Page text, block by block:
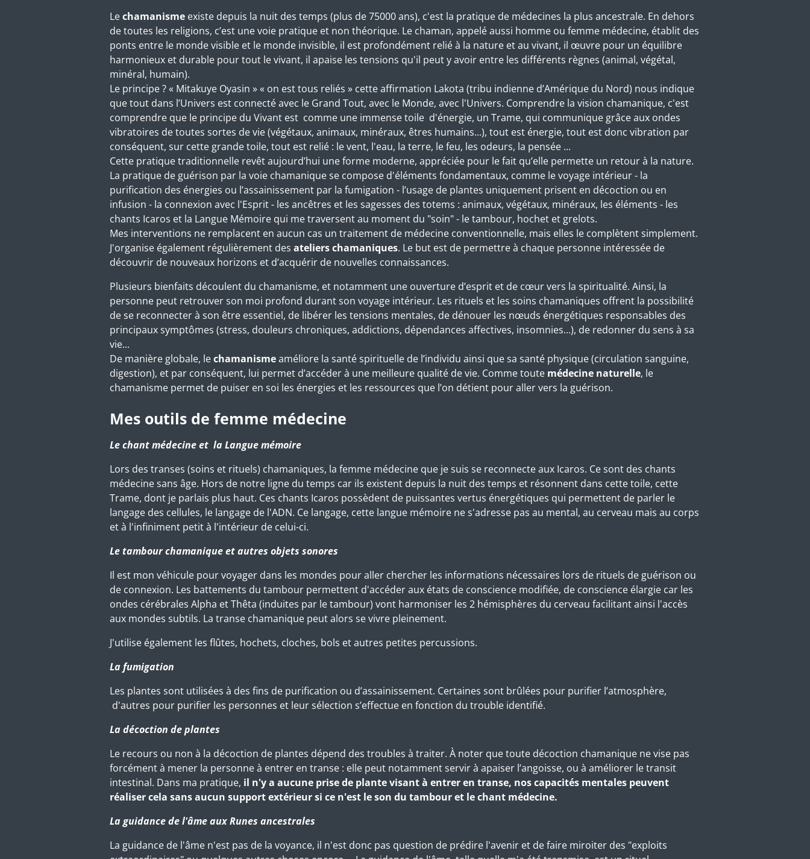
Lechamanisme existe depuis la nuit des temps (plus de 75000 ans), c'est la pratique de médecines la plus ancestrale. En dehors
de toutes les religions, c’est une voie pratique et non théorique. Le chaman, appelé aussi homme ou femme médecine, établit des
ponts entre le monde visible et le monde invisible, il est profondément relié à la nature et au vivant, il œuvre pour un équilibre
harmonieux et durable pour tout le vivant, il apaise les tensions qu'il peut y avoir entre les différents règnes (animal, végétal,
minéral, humain).
Le principe ? « Mitakuye Oyasin » « on est tous reliés » cette affirmation Lakota (tribu indienne d’Amérique du Nord) nous indique
que tout dans l’Univers est connecté avec le Grand Tout, avec le Monde, avec l'Univers. Comprendre la vision chamanique, c'est
comprendre que le principe du Vivant est comme une immense toile d'énergie, un Trame, qui communique grâce aux ondes
vibratoires de toutes sortes de vie (végétaux, animaux, minéraux, êtres humains...), tout est énergie, tout est donc vibration par
conséquent, sur cette grande toile, tout est relié : le vent, l'eau, la terre, le feu, les odeurs, la pensée ...
Cette pratique traditionnelle revêt aujourd’hui une forme moderne, appréciée pour le fait qu’elle permette un retour à la nature.
La pratique de guérison par la voie chamanique se compose d'éléments fondamentaux, comme le voyage intérieur - la
purification des énergies ou l’assainissement par la fumigation - l’usage de plantes uniquement prisent en décoction ou en
infusion - la connexion avec l'Esprit - les ancêtres et les sagesses des totems : animaux, végétaux, minéraux, les éléments - les
chants Icaros et la Langue Mémoire qui me traversent au moment du "soin" - le tambour, hochet et grelots.
Mes interventions ne remplacent en aucun cas un traitement de médecine conventionnelle, mais elles le complètent simplement.
J'organise également régulièrement des ateliers chamaniques. Le but est de permettre à chaque personne intéressée de
découvrir de nouveaux horizons et d’acquérir de nouvelles connaissances.
Plusieurs bienfaits découlent du chamanisme, et notamment une ouverture d’esprit et de cœur vers la spiritualité. Ainsi, la
personne peut retrouver son moi profond durant son voyage intérieur. Les rituels et les soins chamaniques offrent la possibilité
de se reconnecter à son être essentiel, de libérer les tensions mentales, de dénouer les nœuds énergétiques responsables des
principaux symptômes (stress, douleurs chroniques, addictions, dépendances affectives, insomnies...), de redonner du sens à sa
vie...
De manière globale, lechamanismeaméliore la santé spirituelle de l’individu ainsi que sa santé physique (circulation sanguine,
digestion), et par conséquent, lui permet d’accéder à une meilleure qualité de vie. Comme toute médecine naturelle, le
chamanisme permet de puiser en soi les énergies et les ressources que l’on détient pour aller vers la guérison.
Mes outils de femme médecine
Le chant médecine et la Langue mémoire
Lors des transes (soins et rituels) chamaniques, la femme médecine que je suis se reconnecte aux Icaros. Ce sont des chants
médecine sans âge. Hors de notre ligne du temps car ils existent depuis la nuit des temps et résonnent dans cette toile, cette
Trame, dont je parlais plus haut. Ces chants Icaros possèdent de puissantes vertus énergétiques qui permettent de parler le
langage des cellules, le langage de l'ADN. Ce langage, cette langue mémoire ne s'adresse pas au mental, au cerveau mais au corps
et à l'infiniment petit à l'intérieur de celui-ci.
Le tambour chamanique et autres objets sonores
Il est mon véhicule pour voyager dans les mondes pour aller chercher les informations nécessaires lors de rituels de guérison ou
de connexion. Les battements du tambour permettent d'accéder aux états de conscience modifiée, de conscience élargie car les
ondes cérébrales Alpha et Thêta (induites par le tambour) vont harmoniser les 2 hémisphères du cerveau facilitant ainsi l'accès
aux mondes subtils. La transe chamanique peut alors se vivre pleinement.
J'utilise également les flûtes, hochets, cloches, bols et autres petites percussions.
La fumigation
Les plantes sont utilisées à des fins de purification ou d’assainissement. Certaines sont brûlées pour purifier l’atmosphère,
d'autres pour purifier les personnes et leur sélection s’effectue en fonction du trouble identifié.
La décoction de plantes
Le recours ou non à la décoction de plantes dépend des troubles à traiter. À noter que toute décoction chamanique ne vise pas
forcément à mener la personne à entrer en transe : elle peut notamment servir à apaiser l’angoisse, ou à améliorer le transit
intestinal. Dans ma pratique, il n'y a aucune prise de plante visant à entrer en transe, nos capacités mentales peuvent
réaliser cela sans aucun support extérieur si ce n'est le son du tambour et le chant médecine.
La guidance de l'âme aux Runes ancestrales
La guidance de l'âme n'est pas de la voyance, il n'est donc pas question de prédire l'avenir et de faire miroiter des "exploits